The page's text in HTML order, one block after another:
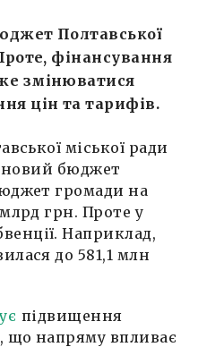
Полтавської
фінансування
змінюватися
цін та тарифів.
міської ради
новий бюджет
громади на
грн. Проте у
Наприклад,
до 581,1 млн
підвищення
що напряму впливає